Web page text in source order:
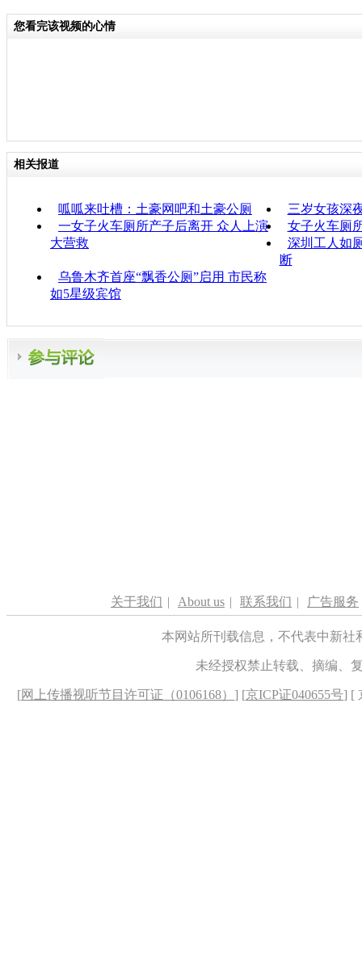
您看完该视频的心情
相关报道
呱呱来吐槽：土豪网吧和土豪公厕
三岁女孩深
一女子火车厕所产子后离开 众人上演
大营救
女子火车厕
深圳工人如
断
乌鲁木齐首座“飘香公厕”启用 市民称
如5星级宾馆
关于我们 | About us | 联系我们 | 广告服务
本网站所刊载信息，不代表中新
未经授权禁止转载、摘编、
[网上传播视听节目许可证（0106168） ] [京ICP证040655号] [